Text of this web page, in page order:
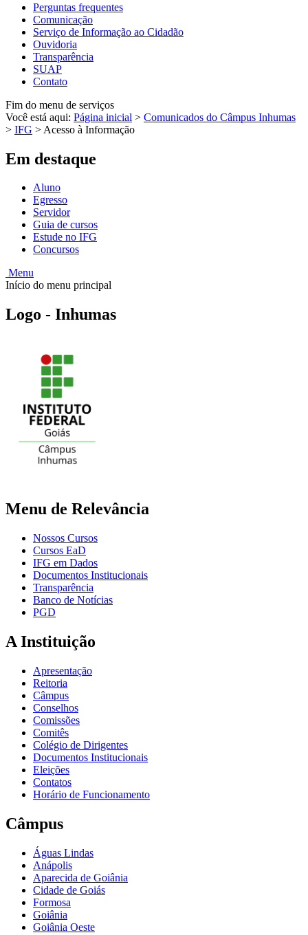
Perguntas frequentes
Comunicação
Serviço de Informação ao Cidadão
Ouvidoria
Transparência
SUAP
Contato
Fim do menu de serviços
Você está aqui: Página inicial > Comunicados do Câmpus Inhumas
> IFG > Acesso à Informação
Em destaque
Aluno
Egresso
Servidor
Guia de cursos
Estude no IFG
Concursos
Menu
Início do menu principal
Logo - Inhumas
Menu de Relevância
Nossos Cursos
Cursos EaD
IFG em Dados
Documentos Institucionais
Transparência
Banco de Notícias
PGD
A Instituição
Apresentação
Reitoria
Câmpus
Conselhos
Comissões
Comitês
Colégio de Dirigentes
Documentos Institucionais
Eleições
Contatos
Horário de Funcionamento
Câmpus
Águas Lindas
Anápolis
Aparecida de Goiânia
Cidade de Goiás
Formosa
Goiânia
Goiânia Oeste